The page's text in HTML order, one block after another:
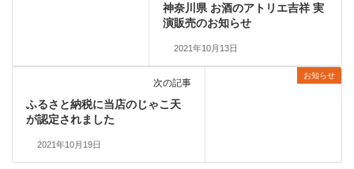
神奈川県 お酒のアトリエ吉祥 実
演販売のお知らせ
2021年10月13日
お知らせ
次の記事
ふるさと納税に当店のじゃこ天
が認定されました
2021年10月19日